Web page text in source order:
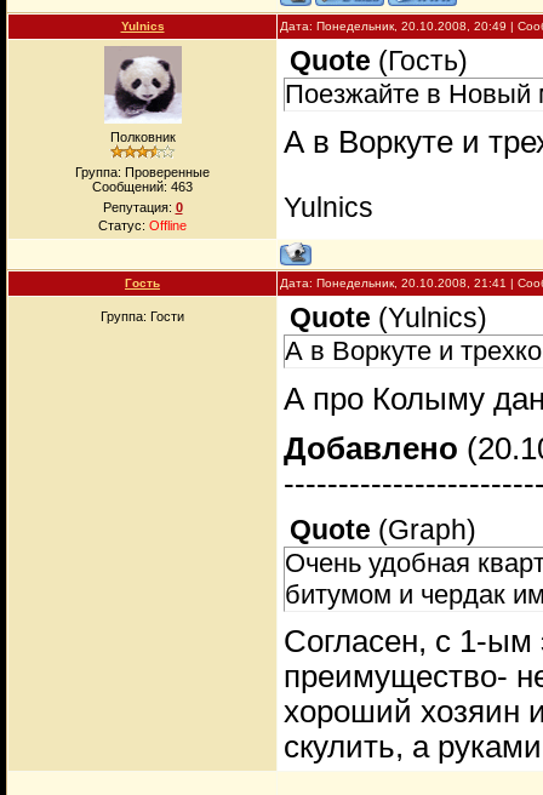
Yulnics Дата: Понедельник, 20.10.2008, 20:49 |
Полковник
Группа: Проверенные
Сообщений: 463
Репутация: 0
Статус: Offline
Quote (Гость)
Поезжайте в Новый
А в Воркуте и
Yulnics
Гость Дата: Понедельник, 20.10.2008, 21:41 |
Группа: Гости Quote (Yulnics)
А в Воркуте и
А про Колыму
Добавлено
Quote (Graph)
Очень удобная
битумом и чердак
Согласен, с 1-ым
преимущество-
хороший хозяин
скулить, а